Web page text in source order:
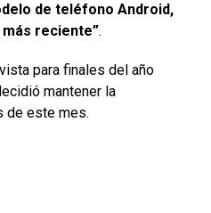
de teléfono Android,
más reciente”.
para finales del año
mantener la
de este mes.